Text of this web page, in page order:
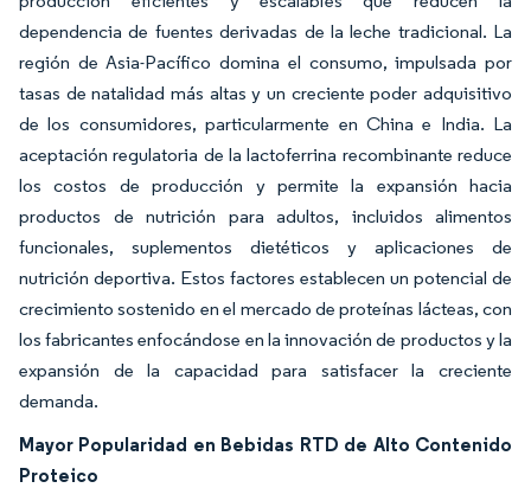
dependencia de fuentes derivadas de la leche tradicional. La
región de Asia-Pacífico domina el consumo, impulsada por
tasas de natalidad más altas y un creciente poder adquisitivo
de los consumidores, particularmente en China e India. La
aceptación regulatoria de la lactoferrina recombinante reduce
los costos de producción y permite la expansión hacia
productos de nutrición para adultos, incluidos alimentos
funcionales, suplementos dietéticos y aplicaciones de
nutrición deportiva. Estos factores establecen un potencial de
crecimiento sostenido en el mercado de proteínas lácteas, con
los fabricantes enfocándose en la innovación de productos y la
expansión de la capacidad para satisfacer la creciente
demanda.
Mayor Popularidad en Bebidas RTD de Alto Contenido
Proteico